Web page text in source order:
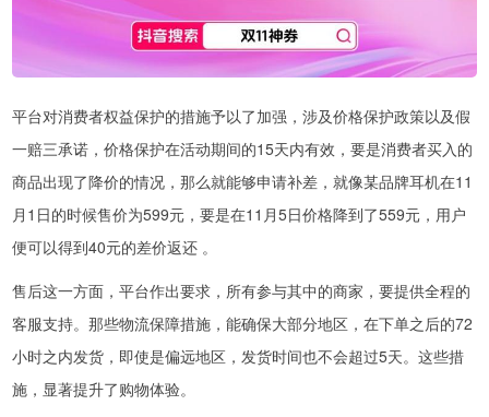
平台对消费者权益保护的措施予以了加强，涉及价格保护政策以及假
一赔三承诺，价格保护在活动期间的15天内有效，要是消费者买入的
商品出现了降价的情况，那么就能够申请补差，就像某品牌耳机在11
月1日的时候售价为599元，要是在11月5日价格降到了559元，用户
便可以得到40元的差价返还 。
售后这一方面，平台作出要求，所有参与其中的商家，要提供全程的
客服支持。那些物流保障措施，能确保大部分地区，在下单之后的72
小时之内发货，即使是偏远地区，发货时间也不会超过5天。这些措
施，显著提升了购物体验。